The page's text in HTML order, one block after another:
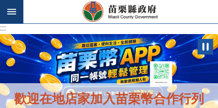
跳到主要內容區塊
:::
:::
歡迎在地店家加入苗栗幣合作行列